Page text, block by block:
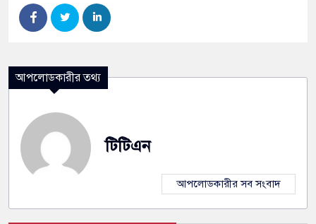
আপলোডকারীর তথ্য
টিটিএন
আপলোডকারীর সব সংবাদ